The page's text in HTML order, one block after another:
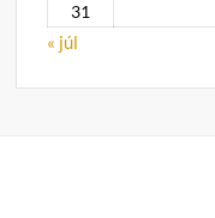
31
« júl